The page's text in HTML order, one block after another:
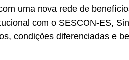
uma nova rede de
com o SESCON-ES,
condições diferenciadas e